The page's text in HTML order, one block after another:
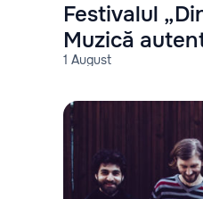
1 August
Festivalul
Muzică